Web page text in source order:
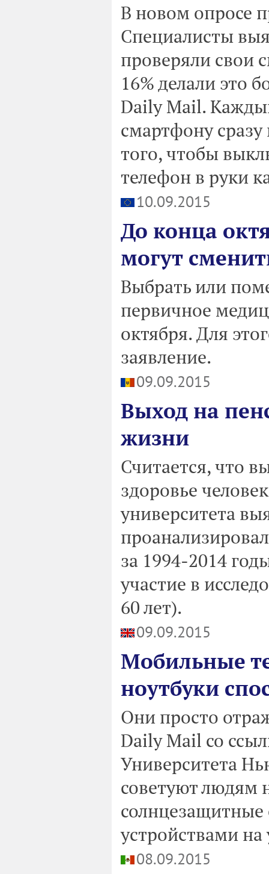
В новом опросе
Специалисты
проверяли свои
16% делали это
Daily Mail.
смартфону
того, чтобы
телефон в руки
10.09.2015
До конца
могут
Выбрать или
первичное
октября. Для
заявление.
09.09.2015
Выход на
жизни
Считается, что
здоровье
университета
за 1994-2014
участие в
60 лет).
09.09.2015
Мобильные
ноутбуки
Они просто
Daily Mail со
Университета
советуют людям
солнцезащитные
устройствами на
08.09.2015